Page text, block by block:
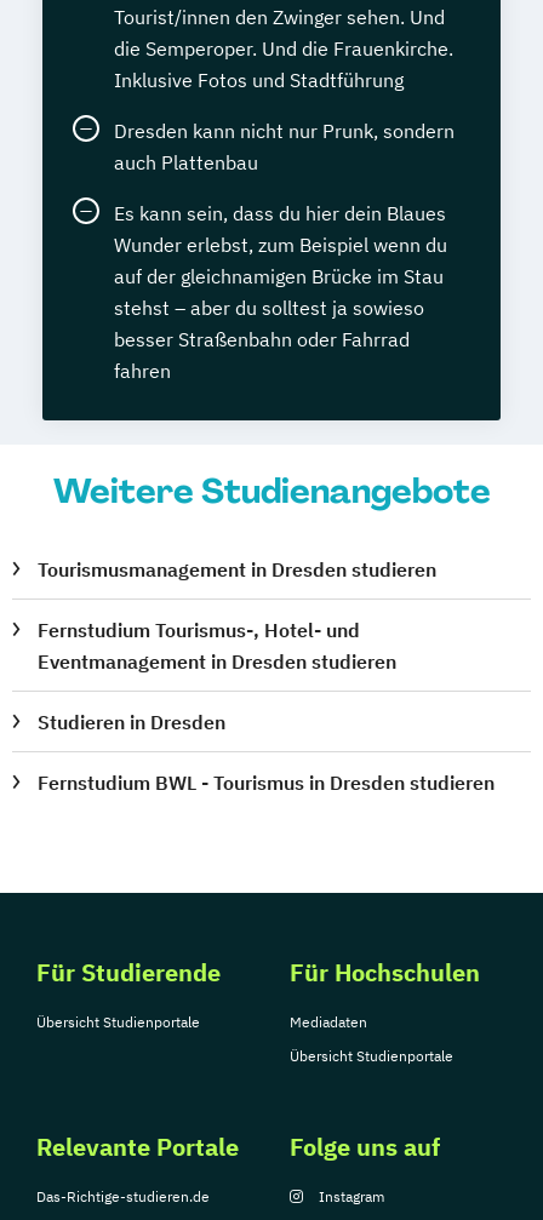
Tourist/innen den Zwinger sehen. Und
die Semperoper. Und die Frauenkirche.
Inklusive Fotos und Stadtführung
Dresden kann nicht nur Prunk, sondern
auch Plattenbau
Es kann sein, dass du hier dein Blaues
Wunder erlebst, zum Beispiel wenn du
auf der gleichnamigen Brücke im Stau
stehst – aber du solltest ja sowieso
besser Straßenbahn oder Fahrrad
fahren
Weitere Studienangebote
Tourismusmanagement in Dresden studieren
Fernstudium Tourismus-, Hotel- und
Eventmanagement in Dresden studieren
Studieren in Dresden
Fernstudium BWL - Tourismus in Dresden studieren
Für Studierende
Übersicht Studienportale
Für Hochschulen
Mediadaten
Übersicht Studienportale
Relevante Portale
Das-Richtige-studieren.de
Folge uns auf
Instagram